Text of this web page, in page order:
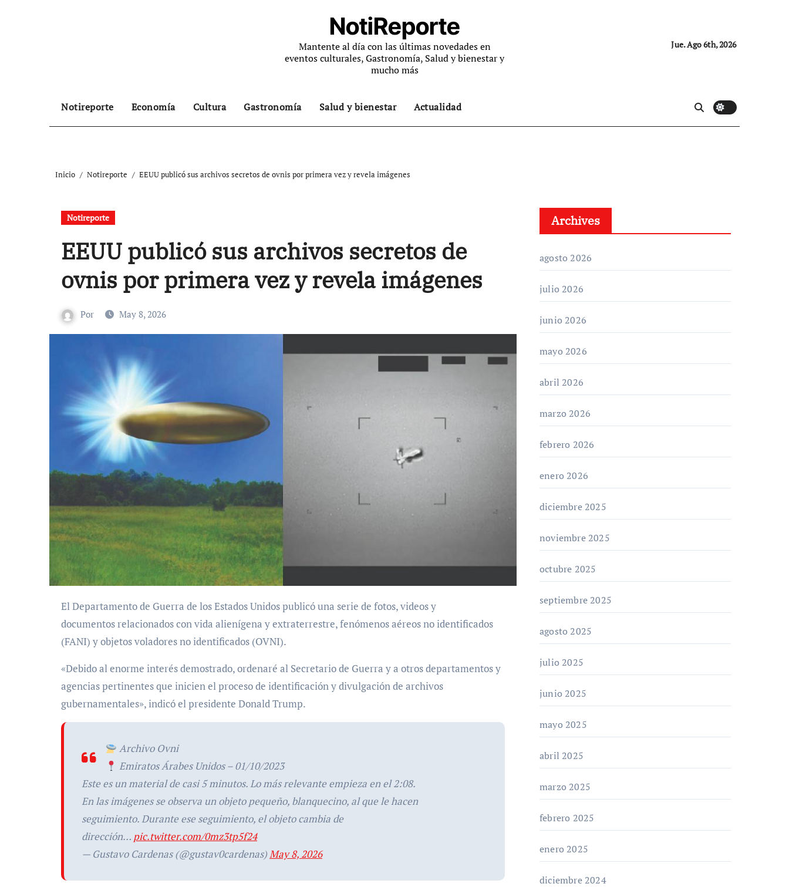
NotiReporte
Mantente al día con las últimas novedades en
eventos culturales, Gastronomía, Salud y bienestar y
mucho más
Jue. Ago 6th, 2026
Notireporte Economía Cultura Gastronomía Salud y bienestar Actualidad
Inicio Notireporte EEUU publicó sus archivos secretos de ovnis por primera vez y revela imágenes
Notireporte
EEUU publicó sus archivos secretos de
ovnis por primera vez y revela imágenes
Por May 8, 2026
El Departamento de Guerra de los Estados Unidos publicó una serie de fotos, videos y
documentosrelacionados con vida alienígena y extraterrestre, fenómenos aéreos no identificados
(FANI) y objetos voladores no identificados (OVNI).
«Debido al enorme interés demostrado, ordenaré al Secretario de Guerra y a otros departamentos y
agencias pertinentes que inicien el proceso de identificación y divulgación de archivos
gubernamentales», indicó el presidente Donald Trump.
Archivo Ovni
Emiratos Árabes Unidos – 01/10/2023
Este es un material de casi 5 minutos. Lo más relevante empieza en el 2:08.
En las imágenes se observa un objeto pequeño, blanquecino, al que le hacen
seguimiento. Durante ese seguimiento, el objeto cambia de
dirección… pic.twitter.com/0mz3tp5f24
— Gustavo Cardenas (@gustav0cardenas)May 8, 2026
Archives
agosto 2026
julio 2026
junio 2026
mayo 2026
abril 2026
marzo 2026
febrero 2026
enero 2026
diciembre 2025
noviembre 2025
octubre 2025
septiembre 2025
agosto 2025
julio 2025
junio 2025
mayo 2025
abril 2025
marzo 2025
febrero 2025
enero 2025
diciembre 2024